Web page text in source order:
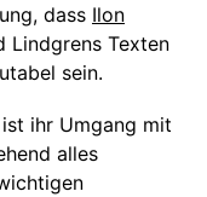
dass Ilon
Lindgrens Texten
sein.
ihr Umgang mit
alles